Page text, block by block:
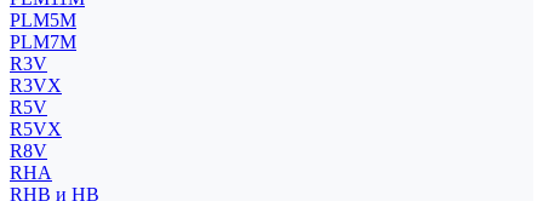
PLM5M
PLM7M
R3V
R3VX
R5V
R5VX
R8V
RHA
RHB и HB